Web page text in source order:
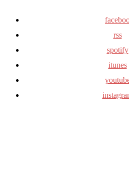
rss
spotify
itunes